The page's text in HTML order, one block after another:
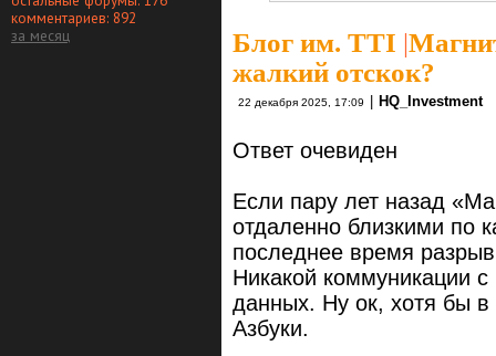
комментариев: 892
за месяц
Блог им. TTI |
жалкий отскок?
22 декабря 2025, 17:09 HQ_Investment
Ответ очевиден
Если пару лет назад
отдаленно близкими по
последнее время
Никакой коммуникации
данных. Ну ок, хотя бы в
Азбуки.